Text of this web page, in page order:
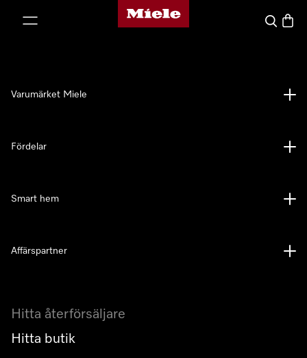
Mieles hemsida
Sök
Hitta återförsäljare
Hitta butik
Varumärket Miele
Fördelar
Smart hem
Affärspartner